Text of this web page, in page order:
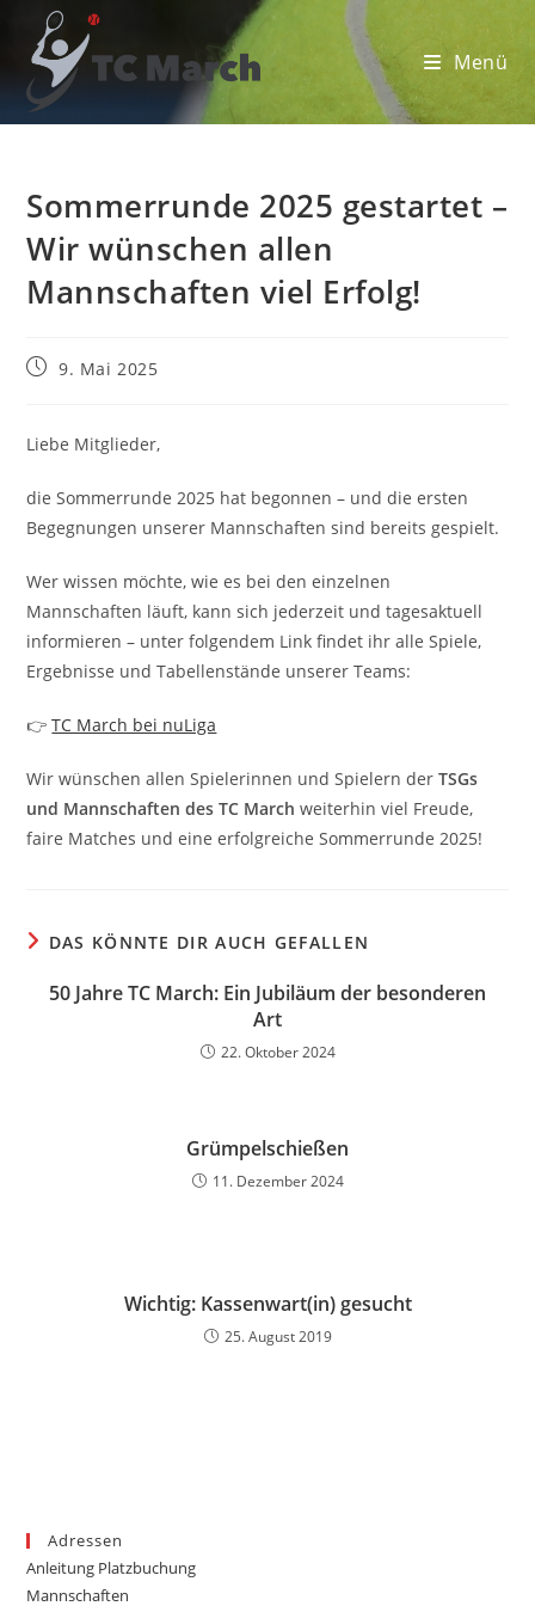
Inhalt
springen
Menü
Sommerrunde 2025 gestartet –
Wir wünschen allen
Mannschaften viel Erfolg!
Beitrag9. Mai 2025
Liebe Mitglieder,
die Sommerrunde 2025 hat begonnen – und die ersten
Begegnungen unserer Mannschaften sind bereits gespielt.
Wer wissen möchte, wie es bei den einzelnen
Mannschaften läuft, kann sich jederzeit und tagesaktuell
informieren – unter folgendem Link findet ihr alle Spiele,
Ergebnisse und Tabellenstände unserer Teams:
👉TC March bei nuLiga
Wir wünschen allen Spielerinnen und Spielern derTSGs
und Mannschaften des TC March weiterhin viel Freude,
faire Matches und eine erfolgreiche Sommerrunde 2025!
DAS KÖNNTE DIR AUCH GEFALLEN
50 Jahre TC March: Ein Jubiläum der besonderen
Art
22. Oktober 2024
Grümpelschießen
11. Dezember 2024
Wichtig: Kassenwart(in) gesucht
25. August 2019
Adressen
Anleitung Platzbuchung
Mannschaften